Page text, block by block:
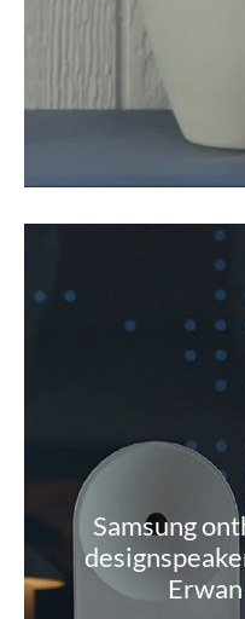
Samsung